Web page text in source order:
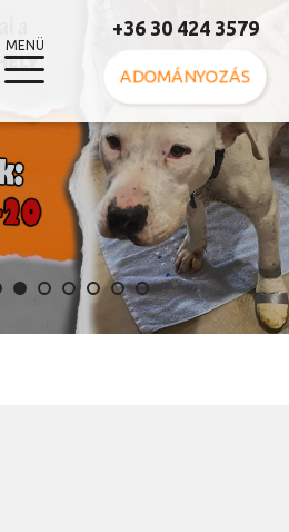
MENÜ
+36 30 424 3579
ADOMÁNYOZÁS